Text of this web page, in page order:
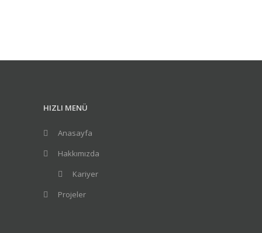
HIZLI MENÜ
Anasayfa
Hakkımızda
Kariyer
Projeler